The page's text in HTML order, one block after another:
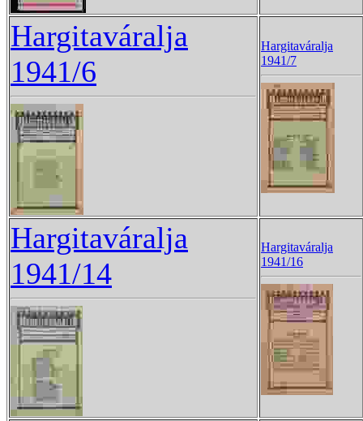
Hargitaváralja
1941/6
Hargitaváralja
1941/7
Hargitaváralja
1941/14
Hargitaváralja
1941/16